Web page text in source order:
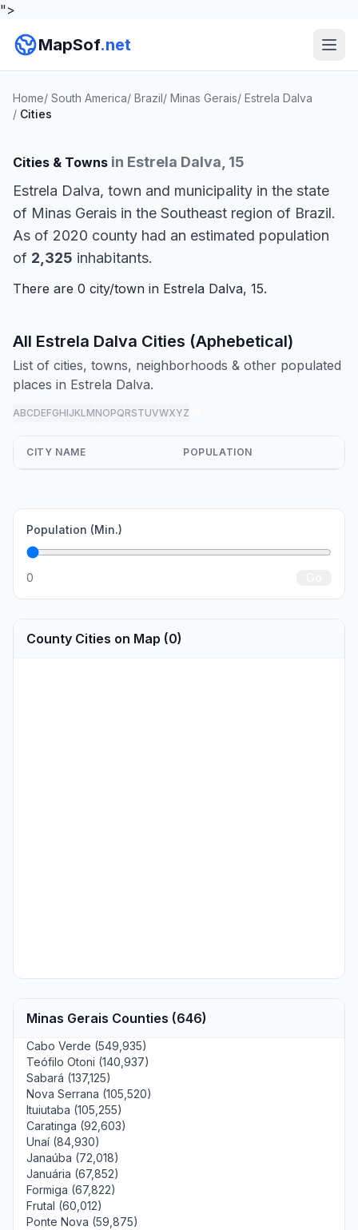
">
MapSof.net
Home/ South America/ Brazil/ Minas Gerais/ Estrela Dalva
/ Cities
Cities & Towns in Estrela Dalva, 15
Estrela Dalva, town and municipality in the state
of Minas Gerais in the Southeast region of Brazil.
As of 2020 county had an estimated population
of 2,325 inhabitants.
There are 0 city/town in Estrela Dalva, 15.
All Estrela Dalva Cities (Aphebetical)
List of cities, towns, neighborhoods & other populated
places in Estrela Dalva.
ABCDEFGHIJKLMNOPQRSTUVWXYZ
CITY NAME POPULATION
Population (Min.)
0
County Cities on Map (0)
Minas Gerais Counties (646)
Cabo Verde (549,935)
Teófilo Otoni (140,937)
Sabará (137,125)
Nova Serrana (105,520)
Ituiutaba (105,255)
Caratinga (92,603)
Unaí (84,930)
Janaúba (72,018)
Januária (67,852)
Formiga (67,822)
Frutal (60,012)
Ponte Nova (59,875)